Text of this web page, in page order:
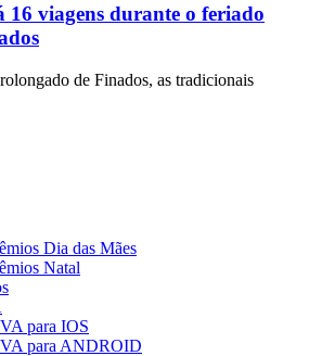
viagens durante o feriado
de Finados, as tradicionais
Dia das Mães
Natal
para IOS
para ANDROID